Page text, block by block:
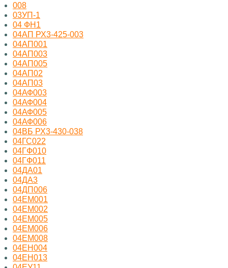
008
03УП-1
04 ФН1
04АП РХ3-425-003
04АП001
04АП003
04АП005
04АП02
04АП03
04АФ003
04АФ004
04АФ005
04АФ006
04ВБ РХ3-430-038
04ГС022
04ГФ010
04ГФ011
04ДА01
04ДА3
04ДП006
04ЕМ001
04ЕМ002
04ЕМ005
04ЕМ006
04ЕМ008
04ЕН004
04ЕН013